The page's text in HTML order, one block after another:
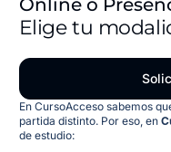
Elige tu
En CursoAcceso sabemos
partida distinto. Por eso, en
de estudio: